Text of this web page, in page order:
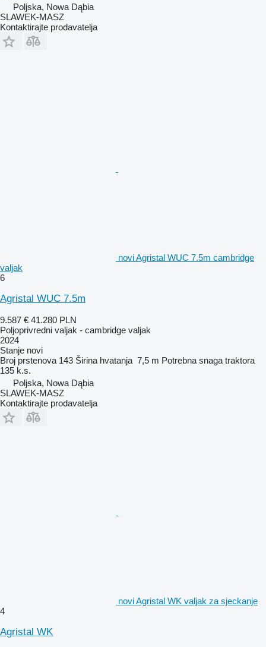
Poljska, Nowa Dąbia
SLAWEK-MASZ
Kontaktirajte prodavatelja
novi Agristal WUC 7.5m cambridge
valjak
6
Agristal WUC 7.5m
9.587 € 41.280 PLN
Poljoprivredni valjak - cambridge valjak
2024
Stanje novi
Broj prstenova 143 Širina hvatanja 7,5 m Potrebna snaga traktora
135 k.s.
Poljska, Nowa Dąbia
SLAWEK-MASZ
Kontaktirajte prodavatelja
novi Agristal WK valjak za sjeckanje
4
Agristal WK